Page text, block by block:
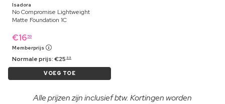
Isadora
No Compromise Lightweight
Matte Foundation 1C
€16 59
Memberprijs
Normale prijs:€25 99
VOEG TOE
Alle prijzen zijn inclusief btw. Kortingen worden